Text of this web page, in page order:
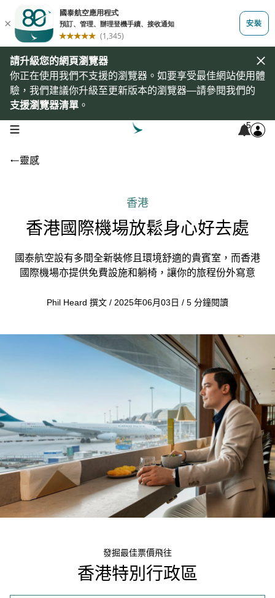
請升級您的網頁瀏覽器
你正在使用我們不支援的瀏覽器。如要享受最佳網站使用體
驗，我們建議你升級至更新版本的瀏覽器—請參閱我們的
支援瀏覽器清單 。
open navigation menu 5
靈感
香港
香港國際機場放鬆身心好去處
國泰航空設有多間全新裝修且環境舒適的貴賓室，而香港
國際機場亦提供免費設施和躺椅，讓你的旅程份外寫意
Phil Heard 撰文 / 2025年06月03日 / 5 分鐘閱讀
發掘最佳票價飛往
香港特別行政區